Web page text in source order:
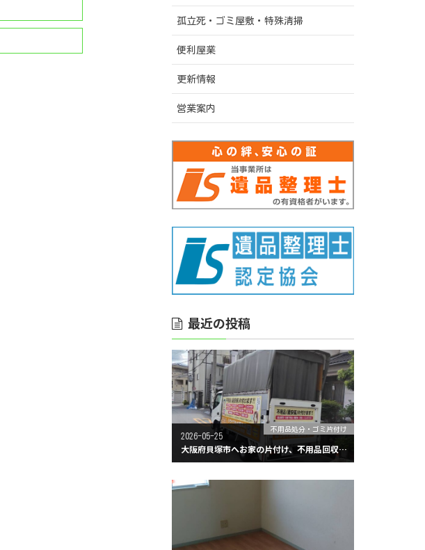
孤立死・ゴミ屋敷・特殊清掃
便利屋業
更新情報
営業案内
最近の投稿
2026-05-25
不用品処分・ゴミ片付け
大阪府貝塚市へお家の片付け、不用品回収に行ってきました。